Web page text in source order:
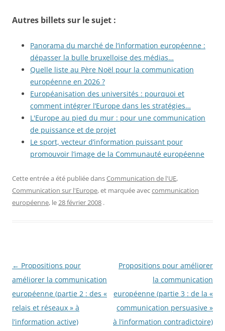
Autres billets sur le sujet :
Panorama du marché de l’information européenne :
dépasser la bulle bruxelloise des médias…
Quelle liste au Père Noël pour la communication
européenne en 2026 ?
Européanisation des universités : pourquoi et
comment intégrer l’Europe dans les stratégies…
L'Europe au pied du mur : pour une communication
de puissance et de projet
Le sport, vecteur d’information puissant pour
promouvoir l’image de la Communauté européenne
Cette entrée a été publiée dansCommunication de l'UE,
Communication sur l'Europe, et marquée aveccommunication
européenne, le28 février 2008 .
Navigation
des
articles
← Propositions pour
améliorer la communication
européenne (partie 2 : des «
relais et réseaux » à
l’information active)
Propositions pour améliorer
la communication
européenne (partie 3 : de la «
communication persuasive »
à l’information contradictoire)